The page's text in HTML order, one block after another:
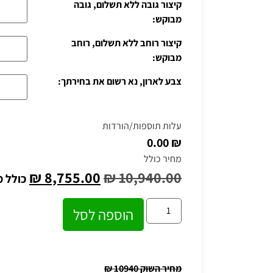
קיצור גובה ללא תשלום, גובה
מבוקש:
קיצור רוחב ללא תשלום, רוחב
מבוקש:
צבע לארון, נא רשום את בחירתך:
עלות תוספות/הורדות
₪ 0.00
מחיר כולל
₪10,940.00
₪ 8,755.00
הוספה לסל
מחיר השוק 10940 ₪